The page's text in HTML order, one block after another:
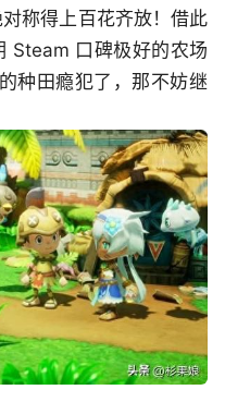
称得上百花齐放！借此
Steam 口碑极好的农场
种田瘾犯了，那不妨继